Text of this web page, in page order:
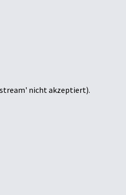
nicht akzeptiert).